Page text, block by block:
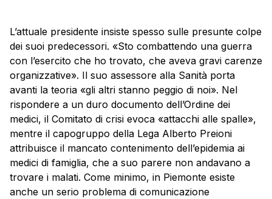
L’attuale presidente insiste spesso sulle presunte colpe
dei suoi predecessori. «Sto combattendo una guerra
con l’esercito che ho trovato, che aveva gravi carenze
organizzative». Il suo assessore alla Sanità porta
avanti la teoria «gli altri stanno peggio di noi». Nel
rispondere a un duro documento dell’Ordine dei
medici, il Comitato di crisi evoca «attacchi alle spalle»,
mentre il capogruppo della Lega Alberto Preioni
attribuisce il mancato contenimento dell’epidemia ai
medici di famiglia, che a suo parere non andavano a
trovare i malati. Come minimo, in Piemonte esiste
anche un serio problema di comunicazione